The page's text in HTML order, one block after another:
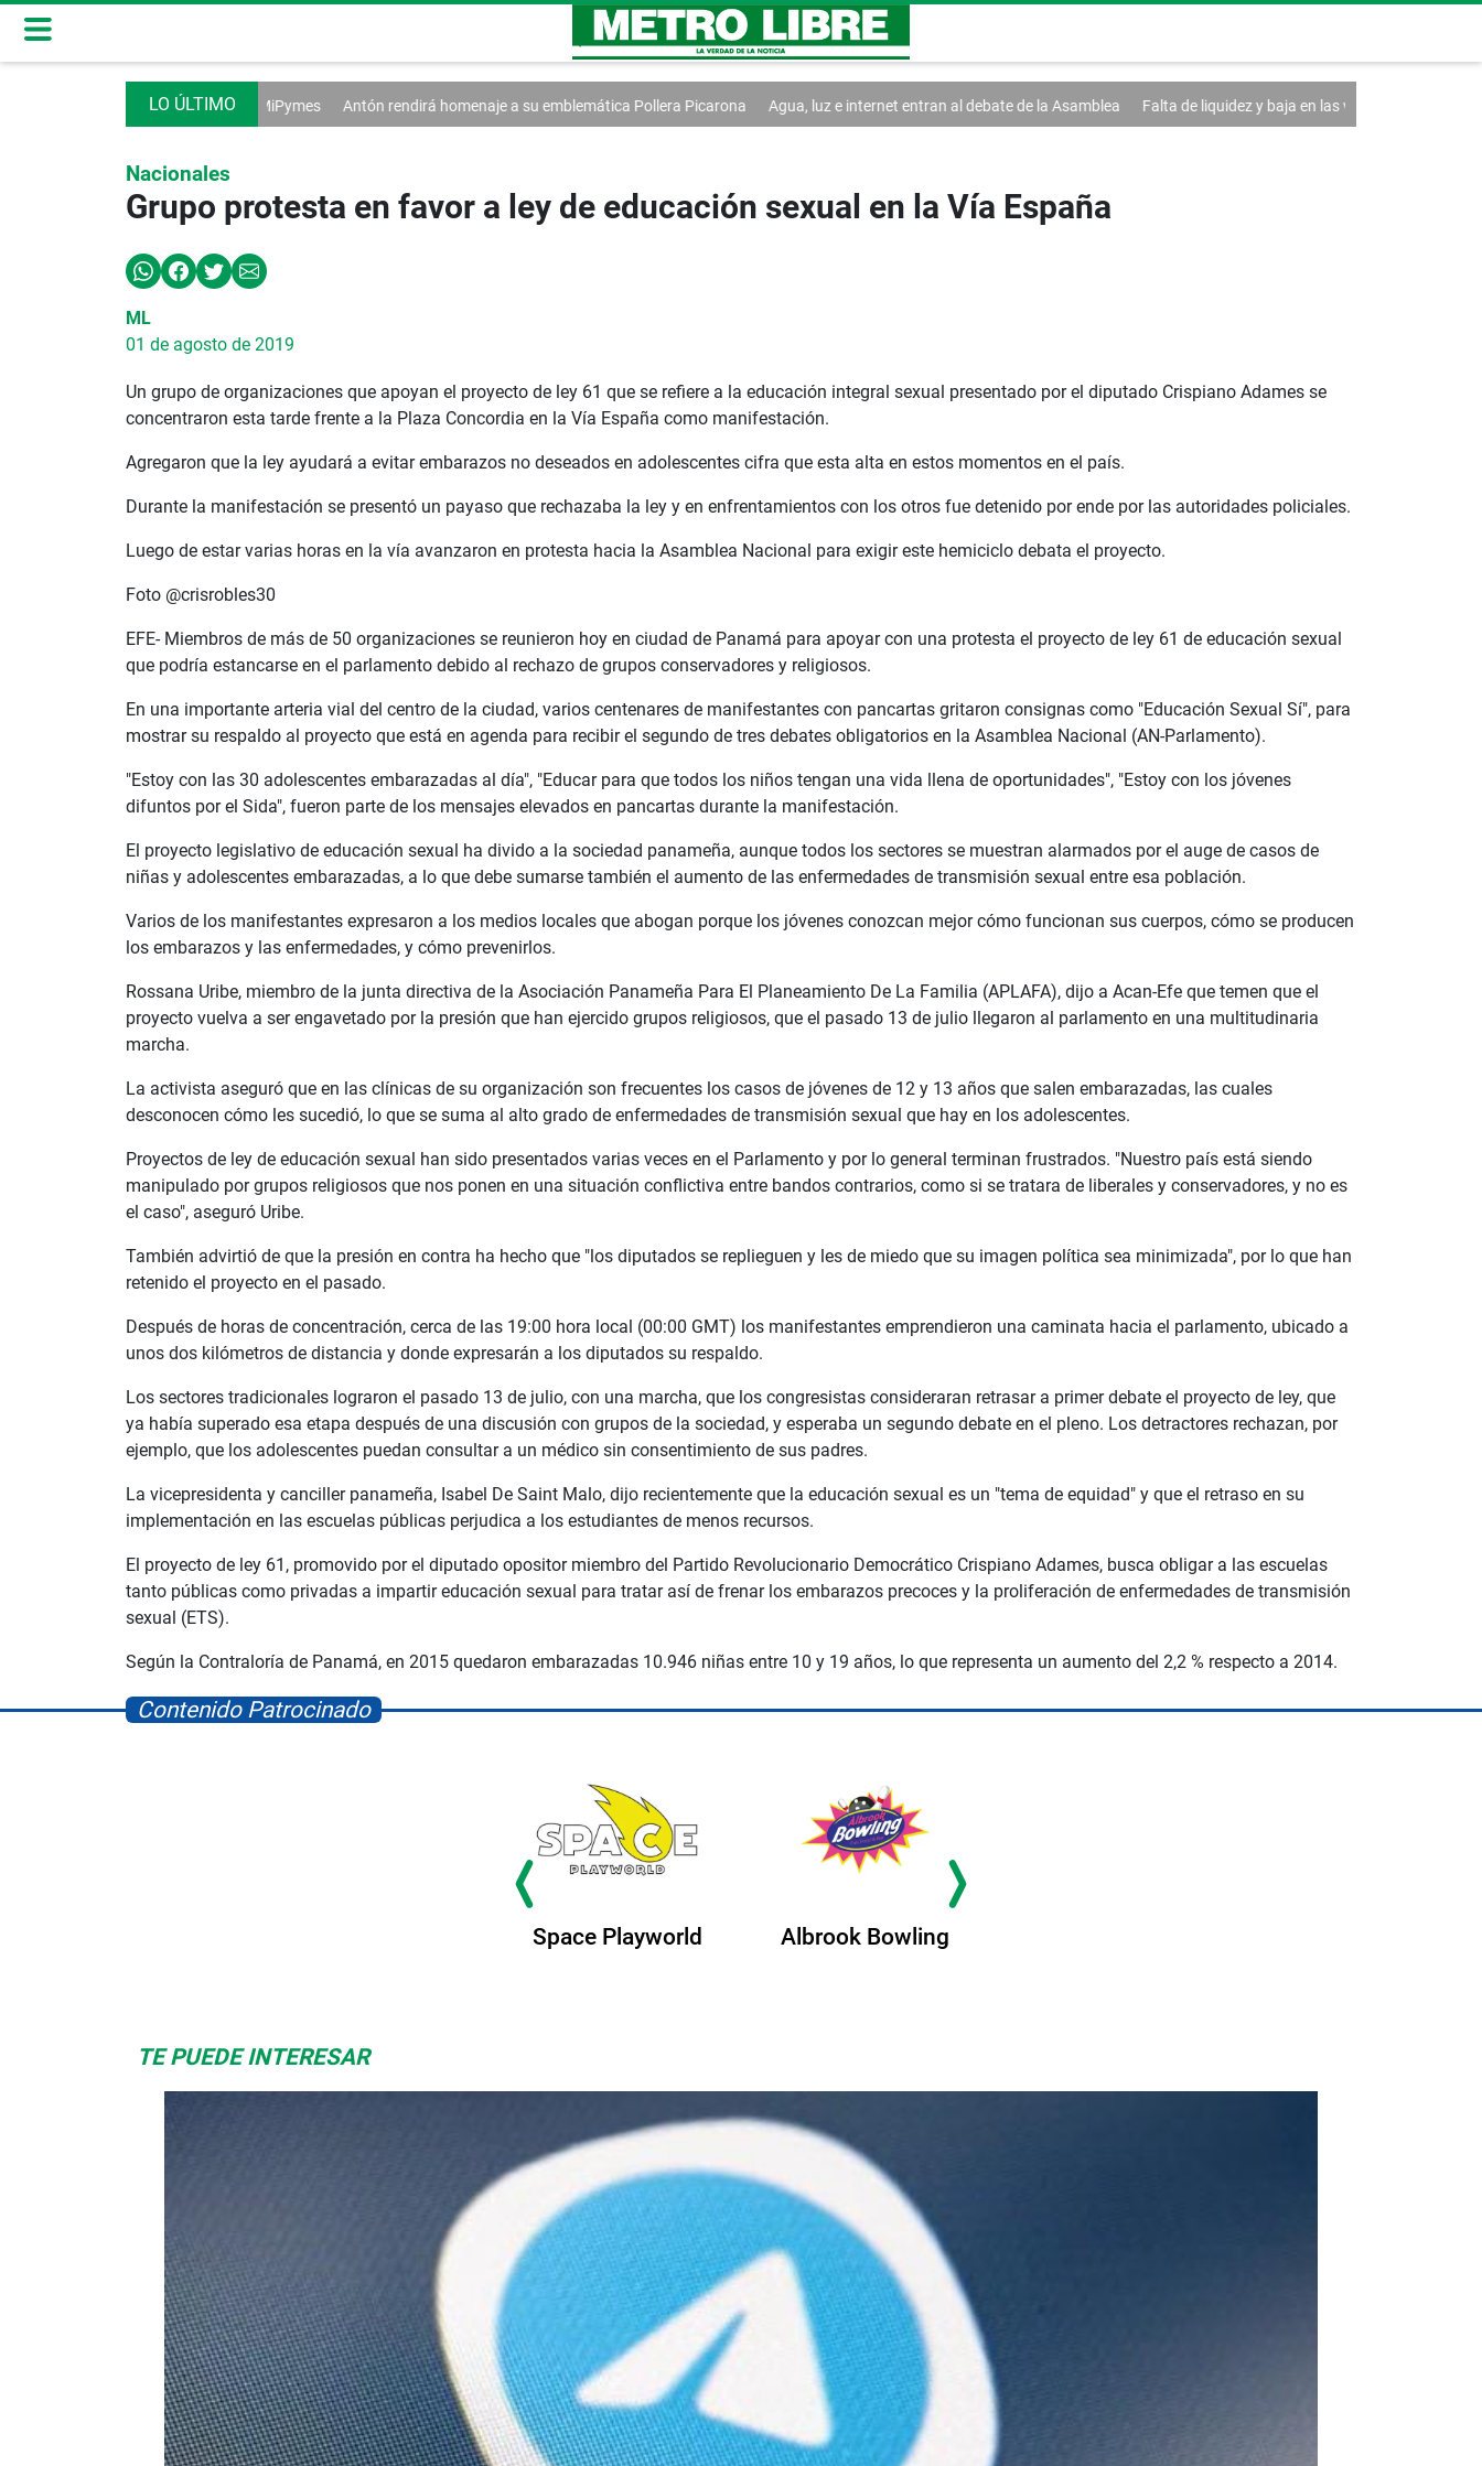
afectan a las MiPymes Antón rendirá homenaje a su emblemática Pollera Picarona Agua, luz e internet entran al debate de la Asamblea Falta de liquidez y baja en las ventas afectan a las MiPymes
Nacionales
Grupo protesta en favor a ley de educación sexual en la Vía España
ML
01 de agosto de 2019
Un grupo de organizaciones que apoyan el proyecto de ley 61 que se refiere a la educación integral sexual presentado por el diputado Crispiano Adames se
concentraron esta tarde frente a la Plaza Concordia en la Vía España como manifestación.
Agregaron que la ley ayudará a evitar embarazos no deseados en adolescentes cifra que esta alta en estos momentos en el país.
Durante la manifestación se presentó un payaso que rechazaba la ley y en enfrentamientos con los otros fue detenido por ende por las autoridades policiales.
Luego de estar varias horas en la vía avanzaron en protesta hacia la Asamblea Nacional para exigir este hemiciclo debata el proyecto.
Foto @crisrobles30
EFE- Miembros de más de 50 organizaciones se reunieron hoy en ciudad de Panamá para apoyar con una protesta el proyecto de ley 61 de educación sexual
que podría estancarse en el parlamento debido al rechazo de grupos conservadores y religiosos.
En una importante arteria vial del centro de la ciudad, varios centenares de manifestantes con pancartas gritaron consignas como "Educación Sexual Sí", para
mostrar su respaldo al proyecto que está en agenda para recibir el segundo de tres debates obligatorios en la Asamblea Nacional (AN-Parlamento).
"Estoy con las 30 adolescentes embarazadas al día", "Educar para que todos los niños tengan una vida llena de oportunidades", "Estoy con los jóvenes
difuntos por el Sida", fueron parte de los mensajes elevados en pancartas durante la manifestación.
El proyecto legislativo de educación sexual ha divido a la sociedad panameña, aunque todos los sectores se muestran alarmados por el auge de casos de
niñas y adolescentes embarazadas, a lo que debe sumarse también el aumento de las enfermedades de transmisión sexual entre esa población.
Varios de los manifestantes expresaron a los medios locales que abogan porque los jóvenes conozcan mejor cómo funcionan sus cuerpos, cómo se producen
los embarazos y las enfermedades, y cómo prevenirlos.
Rossana Uribe, miembro de la junta directiva de la Asociación Panameña Para El Planeamiento De La Familia (APLAFA), dijo a Acan-Efe que temen que el
proyecto vuelva a ser engavetado por la presión que han ejercido grupos religiosos, que el pasado 13 de julio llegaron al parlamento en una multitudinaria
marcha.
La activista aseguró que en las clínicas de su organización son frecuentes los casos de jóvenes de 12 y 13 años que salen embarazadas, las cuales
desconocen cómo les sucedió, lo que se suma al alto grado de enfermedades de transmisión sexual que hay en los adolescentes.
Proyectos de ley de educación sexual han sido presentados varias veces en el Parlamento y por lo general terminan frustrados. "Nuestro país está siendo
manipulado por grupos religiosos que nos ponen en una situación conflictiva entre bandos contrarios, como si se tratara de liberales y conservadores, y no es
el caso", aseguró Uribe.
También advirtió de que la presión en contra ha hecho que "los diputados se replieguen y les de miedo que su imagen política sea minimizada", por lo que han
retenido el proyecto en el pasado.
Después de horas de concentración, cerca de las 19:00 hora local (00:00 GMT) los manifestantes emprendieron una caminata hacia el parlamento, ubicado a
unos dos kilómetros de distancia y donde expresarán a los diputados su respaldo.
Los sectores tradicionales lograron el pasado 13 de julio, con una marcha, que los congresistas consideraran retrasar a primer debate el proyecto de ley, que
ya había superado esa etapa después de una discusión con grupos de la sociedad, y esperaba un segundo debate en el pleno. Los detractores rechazan, por
ejemplo, que los adolescentes puedan consultar a un médico sin consentimiento de sus padres.
La vicepresidenta y canciller panameña, Isabel De Saint Malo, dijo recientemente que la educación sexual es un "tema de equidad" y que el retraso en su
implementación en las escuelas públicas perjudica a los estudiantes de menos recursos.
El proyecto de ley 61, promovido por el diputado opositor miembro del Partido Revolucionario Democrático Crispiano Adames, busca obligar a las escuelas
tanto públicas como privadas a impartir educación sexual para tratar así de frenar los embarazos precoces y la proliferación de enfermedades de transmisión
sexual (ETS).
Según la Contraloría de Panamá, en 2015 quedaron embarazadas 10.946 niñas entre 10 y 19 años, lo que representa un aumento del 2,2 % respecto a 2014.
Contenido Patrocinado
Albrook Bowling Space Playworld
TE PUEDE INTERESAR